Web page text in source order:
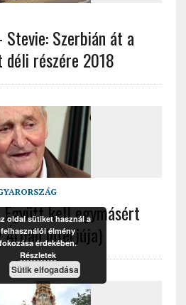
Szerbián át a
részére 2018
kell egymásért
interjúja)
oldal sütiket használ a
felhasználói élmény
érdekében.
Részletek
Sütik elfogadása